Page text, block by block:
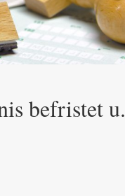
befristet u.